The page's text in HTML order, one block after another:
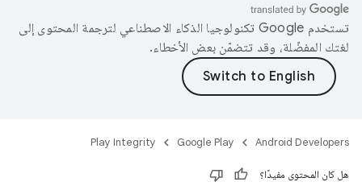
تستخدم Google تكنولوجيا الذكاء الاصطناعي لترجمة المحتوى إلى
لغتك المفضّلة، وقد تتضمّن بعض الأخطاء.
Android Developers
Google Play
Play Integrity
هل كان المحتوى مفيدًا؟